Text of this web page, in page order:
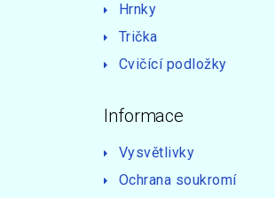
Hrnky
Trička
Cvičící podložky
Informace
Vysvětlivky
Ochrana soukromí